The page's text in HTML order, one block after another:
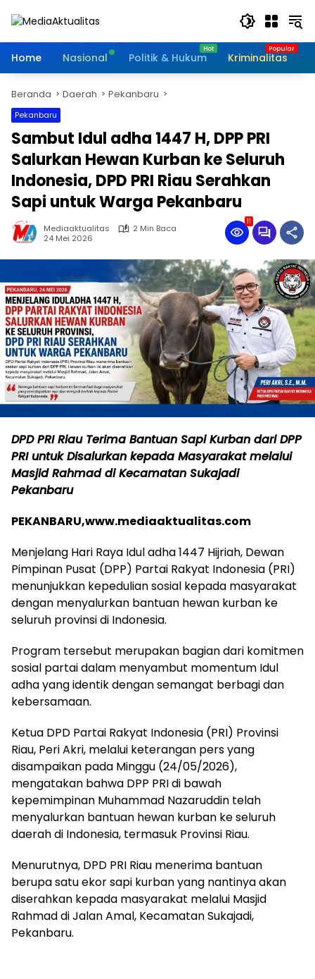
Home
Nasional Politik & Hukum Kriminalitas
Beranda Daerah Pekanbaru
Pekanbaru
Sambut Idul adha 1447 H, DPP PRI
Salurkan Hewan Kurban ke Seluruh
Indonesia, DPD PRI Riau Serahkan
Sapi untuk Warga Pekanbaru
Mediaaktualitas
2 Min Baca
24 Mei 2026
11
DPD PRI Riau Terima Bantuan Sapi Kurban dari DPP
PRI untuk Disalurkan kepada Masyarakat melalui
Masjid Rahmad di Kecamatan Sukajadi
Pekanbaru
PEKANBARU,www.mediaaktualitas.com
Menjelang Hari Raya Idul adha 1447 Hijriah, Dewan
Pimpinan Pusat (DPP) Partai Rakyat Indonesia (PRI)
menunjukkan kepedulian sosial kepada masyarakat
dengan menyalurkan bantuan hewan kurban ke
seluruh provinsi di Indonesia.
Program tersebut merupakan bagian dari komitmen
sosial partai dalam menyambut momentum Idul
adha yang identik dengan semangat berbagi dan
kebersamaan.
Ketua DPD Partai Rakyat Indonesia (PRI) Provinsi
Riau, Peri Akri, melalui keterangan pers yang
disampaikan pada Minggu (24/05/2026),
mengatakan bahwa DPP PRI di bawah
kepemimpinan Muhammad Nazaruddin telah
menyalurkan bantuan hewan kurban ke seluruh
daerah di Indonesia, termasuk Provinsi Riau.
Menurutnya, DPD PRI Riau menerima bantuan
berupa satu ekor sapi kurban yang nantinya akan
diserahkan kepada masyarakat melalui Masjid
Rahmad di Jalan Amal, Kecamatan Sukajadi,
Pekanbaru.